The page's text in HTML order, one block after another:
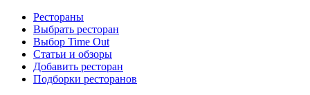
Рестораны
Выбрать ресторан
Выбор Time Out
Статьи и обзоры
Добавить ресторан
Подборки ресторанов